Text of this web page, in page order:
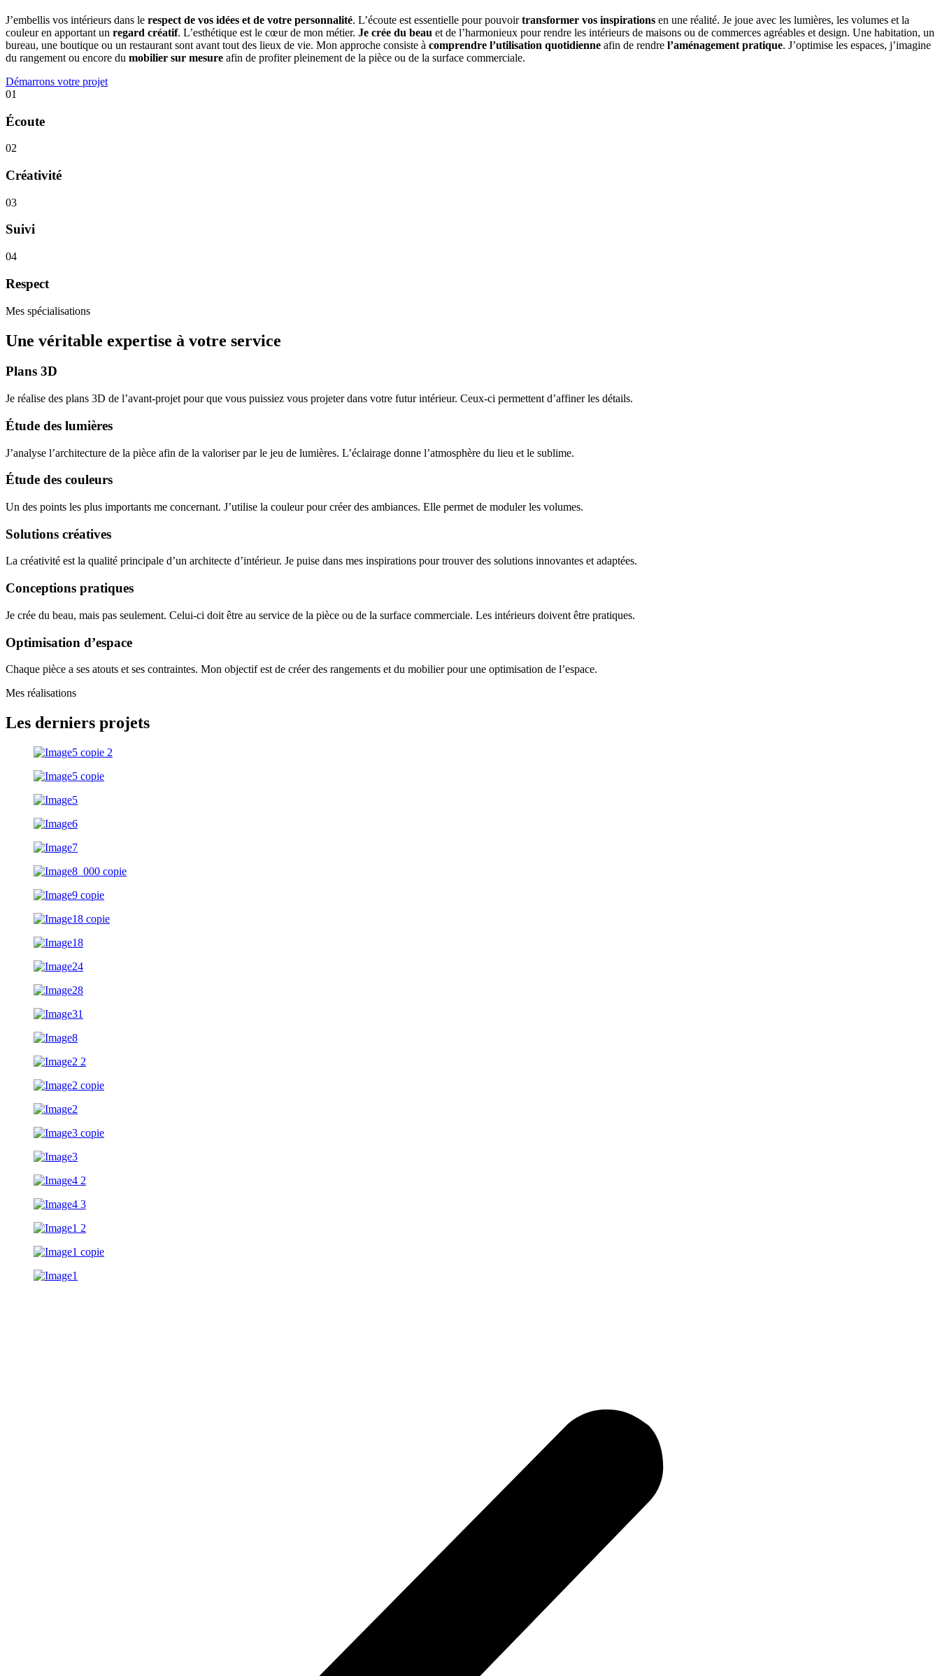
J’embellis vos intérieurs dans le respect de vos idées et de votre personnalité. L’écoute est essentielle pour pouvoirtransformer vos inspirations en une réalité. Je joue avec les lumières, les volumes et la
couleur en apportant un regard créatif. L’esthétique est le cœur de mon métier. Je crée du beau et de l’harmonieux pour rendre les intérieurs de maisons ou de commerces agréables et design. Une habitation, un
bureau, une boutique ou un restaurant sont avant tout des lieux de vie. Mon approche consiste à comprendre l’utilisation quotidienne afin de rendre l’aménagement pratique. J’optimise les espaces, j’imagine
du rangement ou encore du mobilier sur mesure afin de profiterpleinement de la pièce ou de la surface commerciale.
Démarrons votre projet
01
Écoute
02
Créativité
03
Suivi
04
Respect
Mes spécialisations
Une véritable expertise à votre service
Plans 3D
Je réalise des plans 3D de l’avant-projet pour que vous puissiez vous projeter dans votre futur intérieur. Ceux-ci permettent d’affiner les détails.
Étude des lumières
J’analyse l’architecture de la pièce afin de la valoriser par le jeu de lumières. L’éclairage donne l’atmosphère du lieu et le sublime.
Étude des couleurs
Un des points les plus importants me concernant. J’utilise la couleur pour créer des ambiances. Elle permet de moduler les volumes.
Solutions créatives
La créativité est la qualité principale d’un architecte d’intérieur. Je puise dans mes inspirations pour trouver des solutions innovantes et adaptées.
Conceptions pratiques
Je crée du beau, mais pas seulement. Celui-ci doit être au service de la pièce ou de la surface commerciale. Les intérieurs doivent être pratiques.
Optimisation d’espace
Chaque pièce a ses atouts et ses contraintes. Mon objectif est de créer des rangements et du mobilier pour une optimisation de l’espace.
Mes réalisations
Les derniers projets